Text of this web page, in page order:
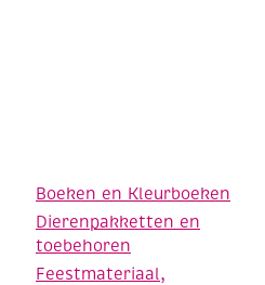
Boeken en Kleurboeken
Dierenpakketten en
toebehoren
Feestmateriaal,